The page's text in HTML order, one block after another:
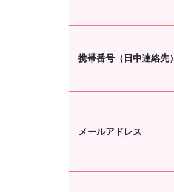
携帯番号（日中連絡先）
メールアドレス